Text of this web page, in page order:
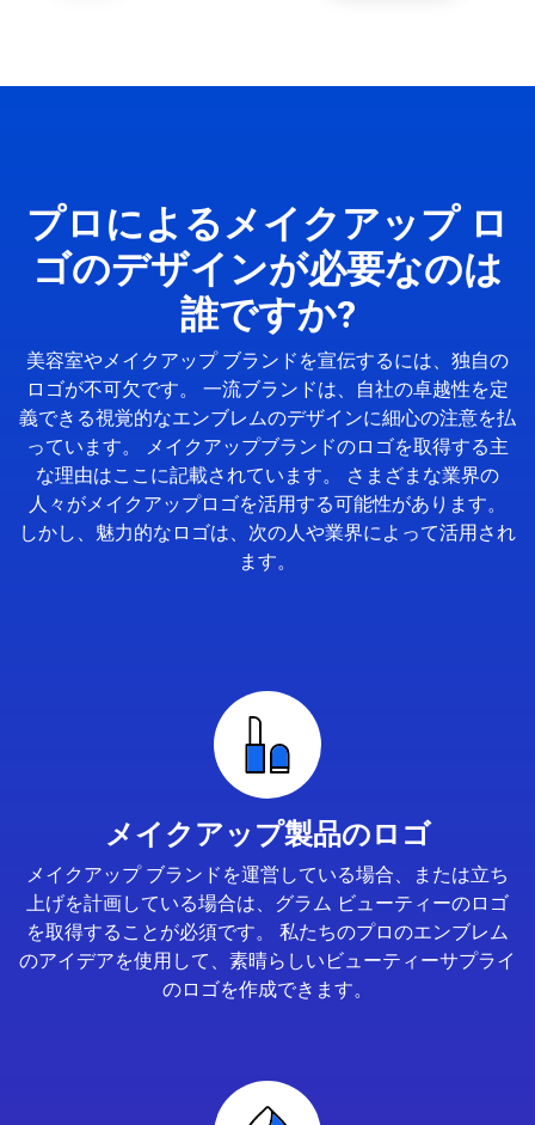
プロによるメイクアップ ロ
ゴのデザインが必要なのは
誰ですか?
美容室やメイクアップ ブランドを宣伝するには、独自の
ロゴが不可欠です。 一流ブランドは、自社の卓越性を定
義できる視覚的なエンブレムのデザインに細心の注意を払
っています。 メイクアップブランドのロゴを取得する主
な理由はここに記載されています。 さまざまな業界の
人々がメイクアップロゴを活用する可能性があります。
しかし、魅力的なロゴは、次の人や業界によって活用され
ます。
メイクアップ製品のロゴ
メイクアップ ブランドを運営している場合、または立ち
上げを計画している場合は、グラム ビューティーのロゴ
を取得することが必須です。 私たちのプロのエンブレム
のアイデアを使用して、素晴らしいビューティーサプライ
のロゴを作成できます。